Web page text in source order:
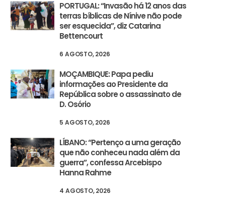
PORTUGAL: “Invasão há 12 anos das
terras bíblicas de Nínive não pode
ser esquecida”, diz Catarina
Bettencourt
6 AGOSTO, 2026
MOÇAMBIQUE: Papa pediu
informações ao Presidente da
República sobre o assassinato de
D. Osório
5 AGOSTO, 2026
LÍBANO: “Pertenço a uma geração
que não conheceu nada além da
guerra”, confessa Arcebispo
Hanna Rahme
4 AGOSTO, 2026